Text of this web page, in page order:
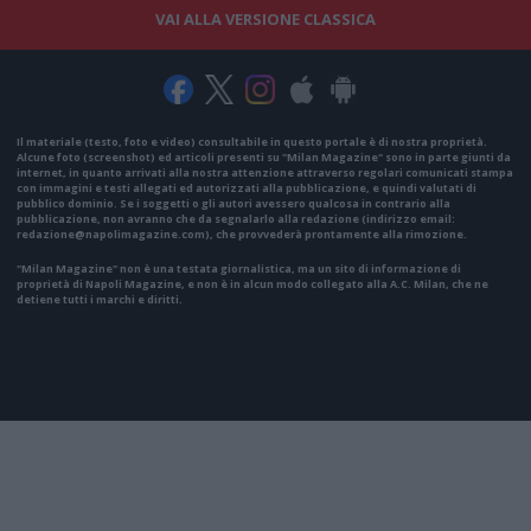
VAI ALLA VERSIONE CLASSICA
Il materiale (testo, foto e video) consultabile in questo portale è di nostra proprietà.
Alcune foto (screenshot) ed articoli presenti su "Milan Magazine" sono in parte giunti da
internet, in quanto arrivati alla nostra attenzione attraverso regolari comunicati stampa
con immagini e testi allegati ed autorizzati alla pubblicazione, e quindi valutati di
pubblico dominio. Se i soggetti o gli autori avessero qualcosa in contrario alla
pubblicazione, non avranno che da segnalarlo alla redazione (indirizzo email:
redazione@napolimagazine.com), che provvederà prontamente alla rimozione.
"Milan Magazine" non è una testata giornalistica, ma un sito di informazione di
proprietà di Napoli Magazine, e non è in alcun modo collegato alla A.C. Milan, che ne
detiene tutti i marchi e diritti.